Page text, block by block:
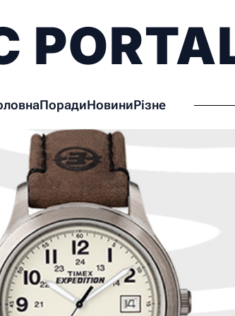
ПорадиНовиниРізне